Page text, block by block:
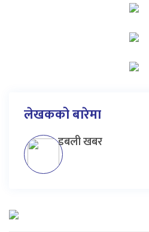
लेखकको बारेमा
डबली खबर